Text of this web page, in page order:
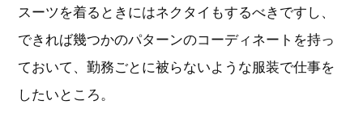
スーツを着るときにはネクタイもするべきですし、
できれば幾つかのパターンのコーディネートを持っ
ておいて、勤務ごとに被らないような服装で仕事を
したいところ。